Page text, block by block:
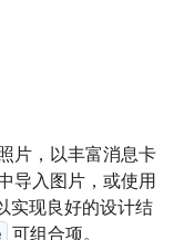
片，以丰富消息卡
导入图片，或使用
实现良好的设计结
可组合项。